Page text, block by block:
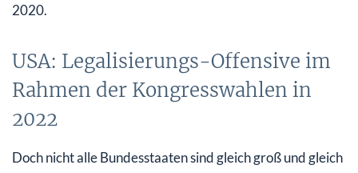
2020.
USA: Legalisierungs-Offensive im
Rahmen der Kongresswahlen in
2022
Doch nicht alle Bundesstaaten sind gleich groß und gleich